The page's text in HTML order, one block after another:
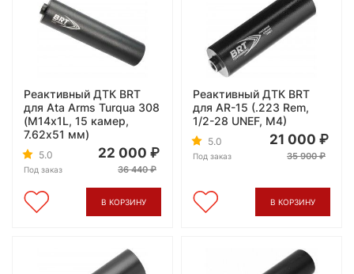
Реактивный ДТК BRT
для Ata Arms Turqua 308
(М14х1L, 15 камер,
7.62x51 мм)
5.0
Под заказ
22 000
36 440
В КОРЗИНУ
Реактивный ДТК BRT
для AR-15 (.223 Rem,
1/2-28 UNEF, M4)
5.0
Под заказ
21 000
35 900
В КОРЗИНУ